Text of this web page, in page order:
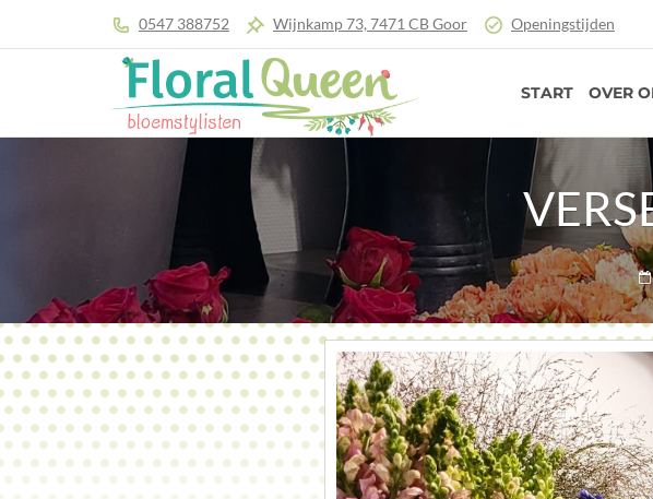
0547 388752 Wijnkamp 73, 7471 CB Goor Openingstijden
START OVER